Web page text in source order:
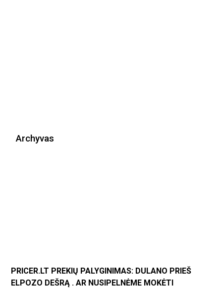
Archyvas
PRICER.LT PREKIŲ PALYGINIMAS: DULANO PRIEŠ
ELPOZO DEŠRĄ . AR NUSIPELNĖME MOKĖTI